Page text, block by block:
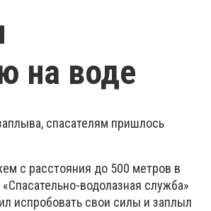
на воде
спасателям пришлось
с расстояния до 500 метров в
водолазная служба»
испробовать свои силы и заплыл